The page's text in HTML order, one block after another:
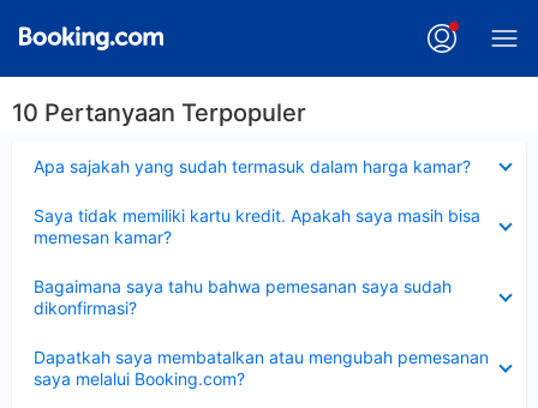
10 Pertanyaan Terpopuler
Apa sajakah yang sudah termasuk dalam harga kamar?
Saya tidak memiliki kartu kredit. Apakah saya masih bisa
memesan kamar?
Bagaimana saya tahu bahwa pemesanan saya sudah
dikonfirmasi?
Dapatkah saya membatalkan atau mengubah pemesanan
saya melalui Booking.com?